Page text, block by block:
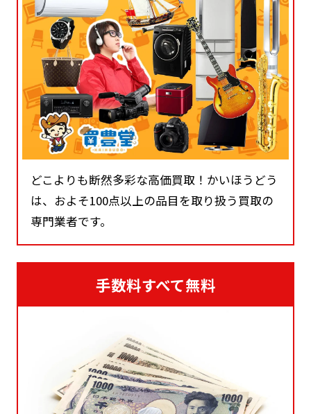
どこよりも断然多彩な高価買取！かいほうどう
は、およそ100点以上の品目を取り扱う買取の
専門業者です。
手数料すべて無料